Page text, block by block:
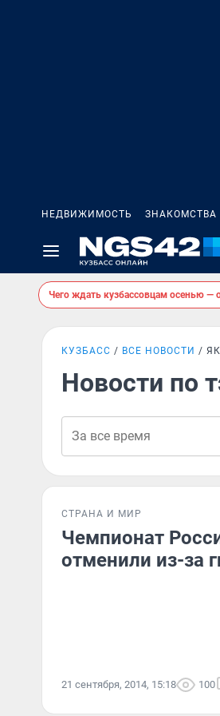
НЕДВИЖИМОСТЬ ЗНАКОМСТВА
Чего ждать кузбассовцам осенью —
КУЗБАСС ВСЕ НОВОСТИ
Новости по
СТРАНА И МИР
Чемпионат
отменили из-за
21 сентября, 2014, 15:18 100